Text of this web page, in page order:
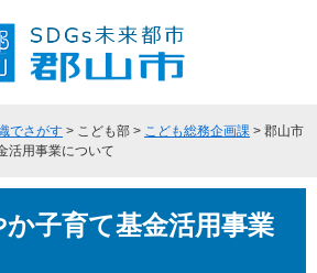
でさがす > こども部 > こども総務企画課 > 郡山市
活用事業について
子育て基金活用事業